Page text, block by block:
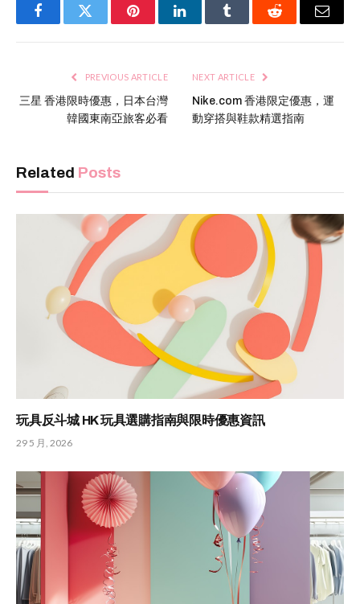
FacebookTwitter PinterestLinkedInTumblr Reddit Email
PREVIOUS ARTICLE
三星 香港限時優惠，日本台灣
韓國東南亞旅客必看
NEXT ARTICLE
Nike.com 香港限定優惠，運
動穿搭與鞋款精選指南
Related Posts
玩具反斗城 HK 玩具選購指南與限時優惠資訊
29 5 月, 2026